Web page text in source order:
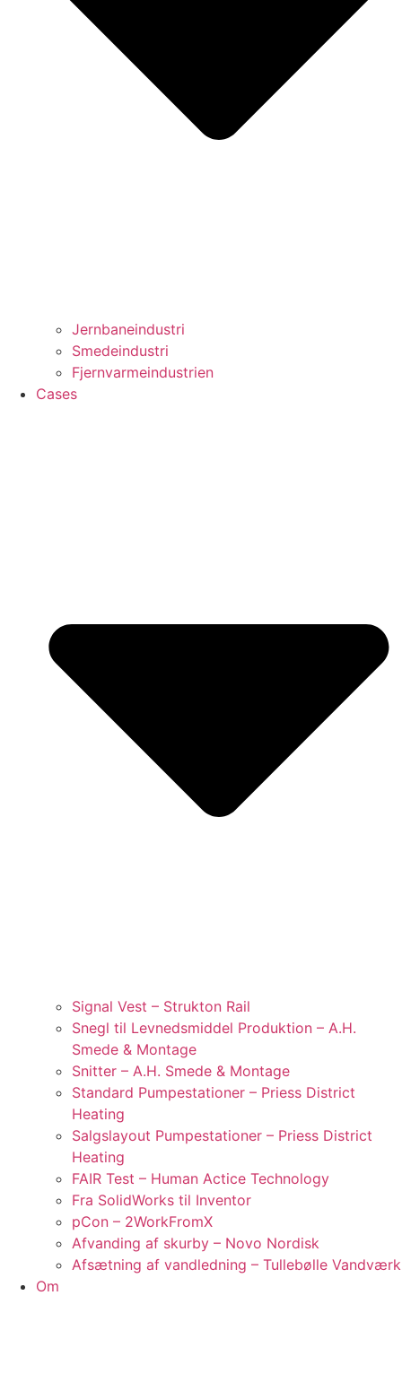
Jernbaneindustri
Smedeindustri
Fjernvarmeindustrien
Cases
Signal Vest – Strukton Rail
Snegl til Levnedsmiddel Produktion – A.H.
Smede & Montage
Snitter – A.H. Smede & Montage
Standard Pumpestationer – Priess District
Heating
Salgslayout Pumpestationer – Priess District
Heating
FAIR Test – Human Actice Technology
Fra SolidWorks til Inventor
pCon – 2WorkFromX
Afvanding af skurby – Novo Nordisk
Afsætning af vandledning – Tullebølle Vandværk
Om